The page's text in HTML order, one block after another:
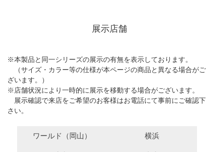
展示店舗
※本製品と同一シリーズの展示の有無を表示しております。
（サイズ・カラー等の仕様が本ページの商品と異なる場合がご
ざいます。）
※店舗状況により一時的に展示を移動する場合がございます。
展示確認で来店をご希望のお客様はお電話にて事前にご確認下
さい。
ワールド（岡山） 横浜